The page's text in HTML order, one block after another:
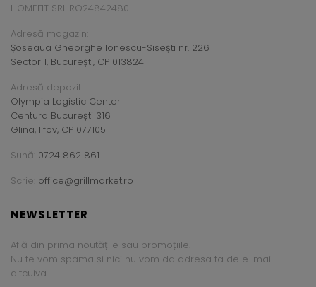
HOMEFIT SRL RO24842480
Adresă magazin:
Șoseaua Gheorghe Ionescu-Sisești nr. 226
Sector 1, București, CP 013824
Adresă depozit:
Olympia Logistic Center
Centura București 316
Glina, Ilfov, CP 077105
Sună: 0724 862 861
Scrie: office@grillmarket.ro
NEWSLETTER
Află din prima noutățile sau promoțiile.
Nu te vom spama și nici nu vom da adresa ta de e-mail
altcuiva.